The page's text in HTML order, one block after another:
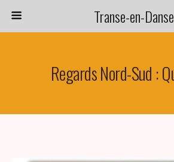
Transe-en-Danse
Regards Nord-Sud :